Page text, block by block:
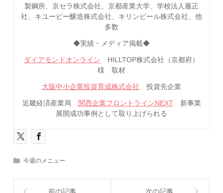
製鋼所、京セラ株式会社、京都産業大学、学校法人履正
社、キユーピー醸造株式会社、キリンビール株式会社、他
多数
◆実績・メディア掲載◆
ダイアモンドオンライン HILLTOP株式会社（京都府）
様 取材
大阪中小企業投資育成株式会社 投資先企業
近畿経済産業局 関西企業フロントラインNEXT新事業
展開成功事例として取り上げられる
今週のメニュー